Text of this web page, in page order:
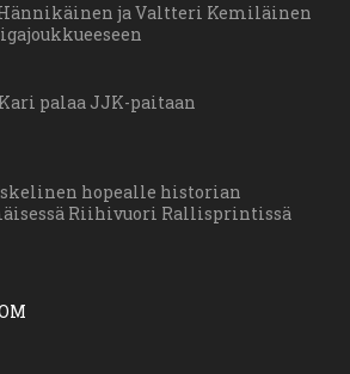
ja Valtteri Kemiläinen
palaa JJK-paitaan
hopealle historian
Riihivuori Rallisprintissä